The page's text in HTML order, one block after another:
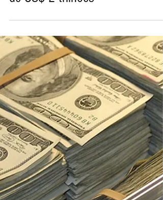
americana a ultrapassar o valor